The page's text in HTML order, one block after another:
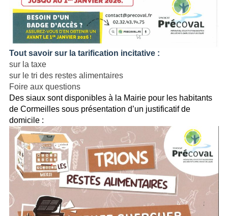
Tout savoir sur la tarification incitative :
sur la taxe
sur le tri des restes alimentaires
Foire aux questions
Des siaux sont disponibles à la Mairie pour les habitants
de Cormeilles sous présentation d’un justificatif de
domicile :